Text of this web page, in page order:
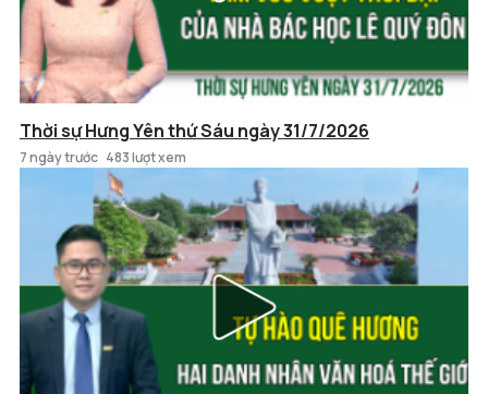
Thời sự Hưng Yên thứ Sáu ngày 31/7/2026
7 ngày trước 483 lượt xem